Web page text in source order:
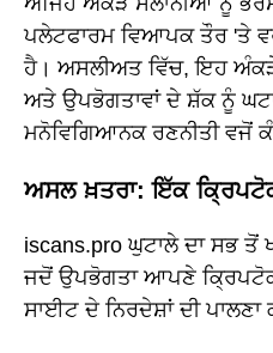
ਪਲੇਟਫਾਰਮ ਵਿਆਪਕ ਤੌਰ 'ਤੇ
ਹੈ। ਅਸਲੀਅਤ ਵਿੱਚ, ਇਹ
ਅਤੇ ਉਪਭੋਗਤਾਵਾਂ ਦੇ ਸ਼ੱਕ ਨੂੰ
ਮਨੋਵਿਗਿਆਨਕ ਰਣਨੀਤੀ ਵਜੋਂ
ਅਸਲ ਖ਼ਤਰਾ: ਇੱਕ
iscans.pro ਘੁਟਾਲੇ ਦਾ ਸਭ ਤੋਂ
ਜਦੋਂ ਉਪਭੋਗਤਾ ਆਪਣੇ
ਸਾਈਟ ਦੇ ਨਿਰਦੇਸ਼ਾਂ ਦੀ ਪਾਲਣਾ